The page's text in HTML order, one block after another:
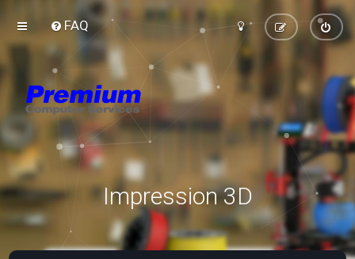
FAQ
Impression 3D